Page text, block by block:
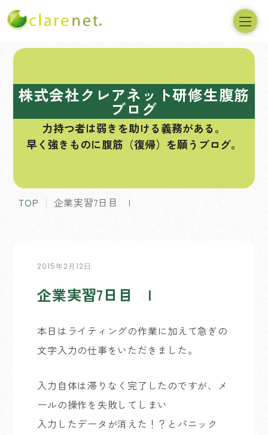
株式会社クレアネット研修生腹筋
ブログ
力持つ者は弱きを助ける義務がある。
早く強きものに腹筋（復帰）を願うブログ。
TOP 企業実習7日目 I
2015年2月12日
企業実習7日目 I
本日はライティングの作業に加えて急ぎの
文字入力の仕事をいただきました。
入力自体は滞りなく完了したのですが、メ
ールの操作を失敗してしまい
入力したデータが消えた！？とパニック